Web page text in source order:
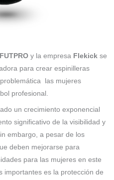
FUTPRO y la empresa Flekick se
para crear espinilleras
las mujeres
profesional.
un crecimiento exponencial
significativo de la visibilidad y
embargo, a pesar de los
deben mejorarse para
para las mujeres en este
importantes es la protección de